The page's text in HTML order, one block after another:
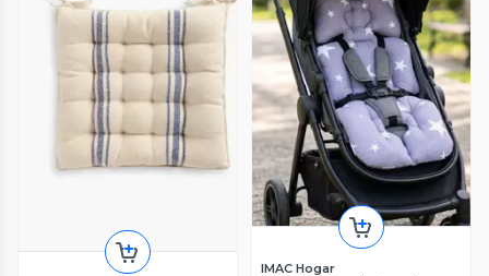
IMAC Hogar